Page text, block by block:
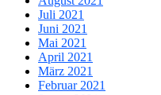
Juli 2021
Juni 2021
Mai 2021
April 2021
März 2021
Februar 2021